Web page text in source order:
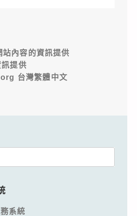
站內容的資訊提供
提供
台灣繁體中文
系統